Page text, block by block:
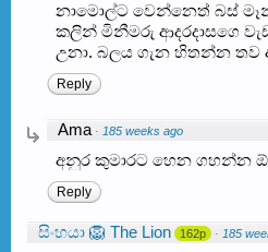
නාමොල්ට වෙන්නෙත් බස්
කලින් මිනීමරු ආදරදාසගෙ
උනා. බලය ගැන හිතන්න තව
Reply
Ama · 185 weeks ago
අනුර කුමාරට හෙන ගහන්න
Reply
සිංහයා 🦁 The Lion 162p · 185